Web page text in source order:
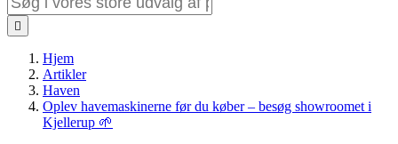

Hjem
Artikler
Haven
Oplev havemaskinerne før du køber – besøg showroomet i
Kjellerup 🌱